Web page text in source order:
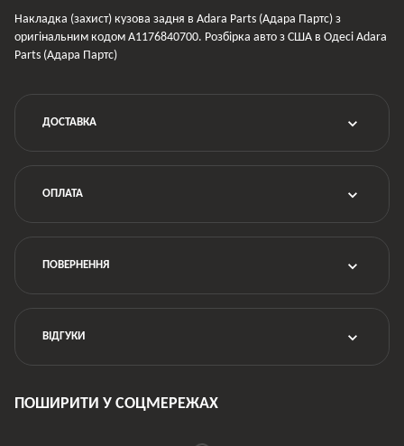
Накладка (захист) кузова задня в Adara Parts (Адара Партс) з
оригінальним кодом A1176840700. Розбірка авто з США в Одесі Adara
Parts (Адара Партс)
ДОСТАВКА
ОПЛАТА
ПОВЕРНЕННЯ
ВІДГУКИ
ПОШИРИТИ У СОЦМЕРЕЖАХ